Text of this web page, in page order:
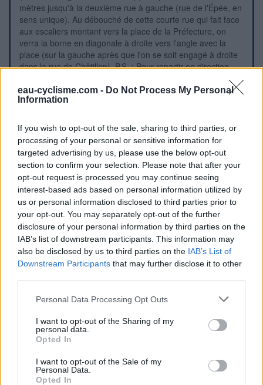
eau-cyclisme.com - Do Not Process My Personal
Information
If you wish to opt-out of the sale, sharing to third parties, or
processing of your personal or sensitive information for
targeted advertising by us, please use the below opt-out
section to confirm your selection. Please note that after your
opt-out request is processed you may continue seeing
interest-based ads based on personal information utilized by
us or personal information disclosed to third parties prior to
your opt-out. You may separately opt-out of the further
disclosure of your personal information by third parties on the
IAB’s list of downstream participants. This information may
also be disclosed by us to third parties on the IAB’s List of
Downstream Participants that may further disclose it to other
Personal Data Processing Opt Outs
I want to opt-out of the Sharing of my
personal data.
Opted In
I want to opt-out of the Sale of my
Personal Data.
Opted In
mètres jusqu'à la deuxième rue à gauche (rue de l'Épée, en
sens unique). Au débouché de cette courte rue qui fait face
aux escaliers montant vers la place de la Préfecture, on
verra la borne en diagonale à droite vers l'angle avec la
place (sur la gauche après que l'on se soit engagé à droite
dans la rue de Châtillon). P.S. : Pour repartir en direction
d'Hurigny (D82) : continuer rue de Châtillon, au débouché
tourner à droite, aux feux juste après tourner à gauche dans
la D906 en bord de Saône et suivre la direction du Centre
une partie de l'itinéraire il y a une bande cyclable).
Repères visuels